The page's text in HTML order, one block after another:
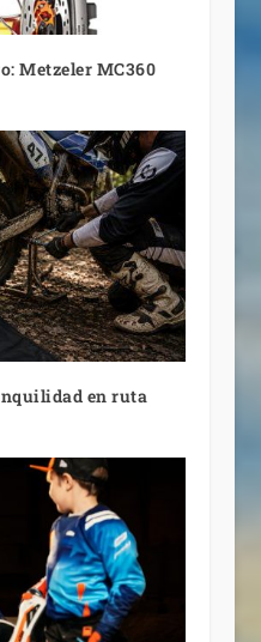
Metzeler MC360
en ruta